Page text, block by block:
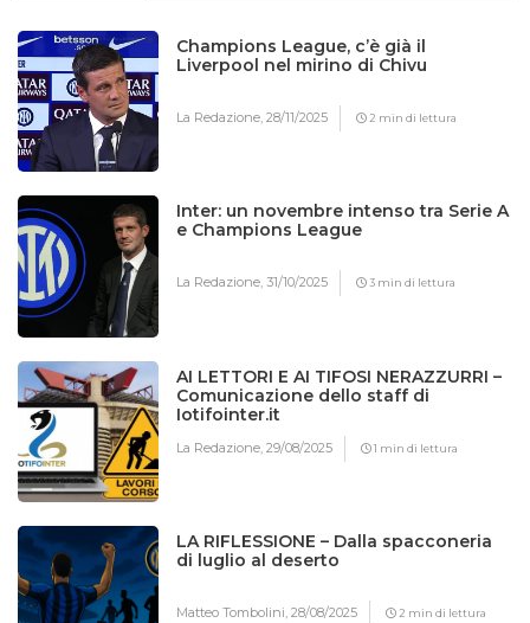
Champions League, c’è già il
Liverpool nel mirino di Chivu
La Redazione,28/11/2025 2 min di lettura
Inter: un novembre intenso tra Serie A
e Champions League
La Redazione,31/10/2025 3 min di lettura
AI LETTORI E AI TIFOSI NERAZZURRI –
Comunicazione dello staff di
Iotifointer.it
La Redazione,29/08/2025 1 min di lettura
LA RIFLESSIONE – Dalla spacconeria
di luglio al deserto
Matteo Tombolini,28/08/2025 2 min di lettura